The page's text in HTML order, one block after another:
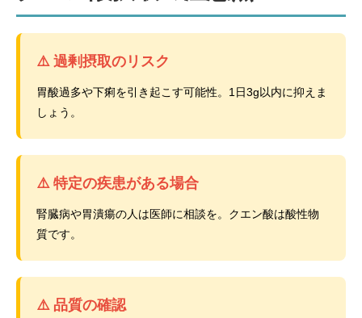
⚠️ 過剰摂取のリスク
胃酸過多や下痢を引き起こす可能性。1日3g以内に抑えま
しょう。
⚠️ 特定の疾患がある場合
腎臓病や胃潰瘍の人は医師に相談を。クエン酸は酸性物
質です。
⚠️ 品質の確認